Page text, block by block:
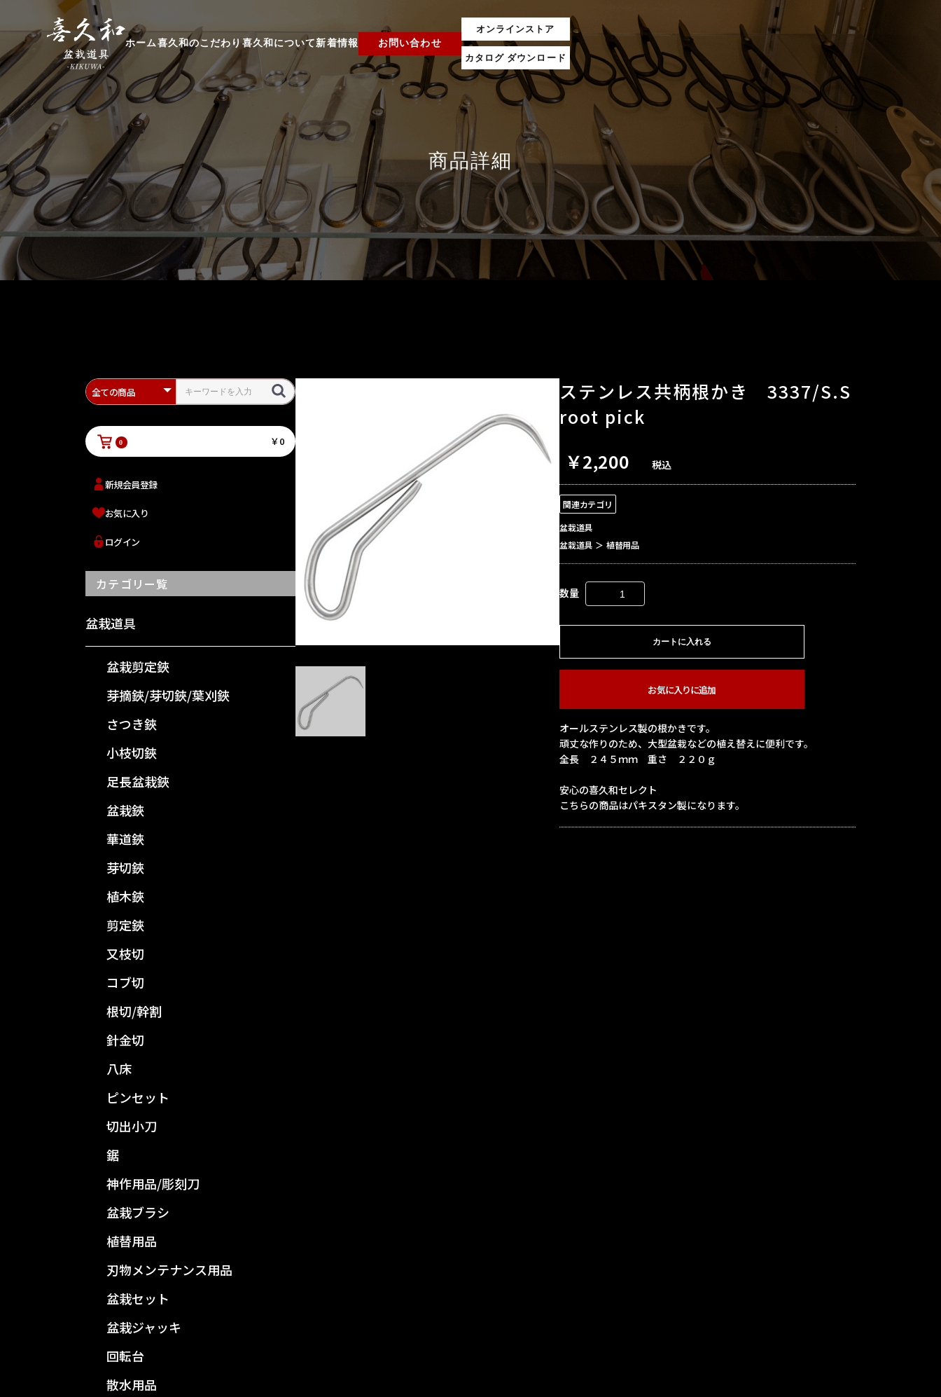
ホーム喜久和のこだわり喜久和について新着情報 お問い合わせ
オンラインストア
カタログ ダウンロード
商品詳細
0 ￥0
新規会員登録
お気に入り
ログイン
カテゴリー覧
盆栽道具
盆栽剪定鋏
芽摘鋏/芽切鋏/葉刈鋏
さつき鋏
小枝切鋏
足長盆栽鋏
盆栽鋏
華道鋏
芽切鋏
植木鋏
剪定鋏
又枝切
コブ切
根切/幹割
針金切
八床
ピンセット
切出小刀
鋸
神作用品/彫刻刀
盆栽ブラシ
植替用品
刃物メンテナンス用品
盆栽セット
盆栽ジャッキ
回転台
散水用品
ステンレス共柄根かき 3337/S.S
root pick
￥2,200
税込
関連カテゴリ
盆栽道具
盆栽道具 ＞ 植替用品
数量
カートに入れる
お気に入りに追加
オールステンレス製の根かきです。
頑丈な作りのため、大型盆栽などの植え替えに便利です。
全長 ２４５ｍｍ 重さ ２２０ｇ
安心の喜久和セレクト
こちらの商品はパキスタン製になります。